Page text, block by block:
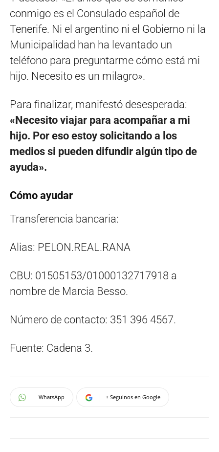
conmigo es el Consulado español de
Tenerife. Ni el argentino ni el Gobierno ni la
Municipalidad han ha levantado un
teléfono para preguntarme cómo está mi
hijo. Necesito es un milagro».
Para finalizar, manifestó desesperada:
«Necesito viajar para acompañar a mi
hijo. Por eso estoy solicitando a los
medios si pueden difundir algún tipo de
ayuda».
Cómo ayudar
Transferencia bancaria:
Alias: PELON.REAL.RANA
CBU: 01505153/01000132717918 a
nombre de Marcia Besso.
Número de contacto: 351 396 4567.
Fuente: Cadena 3.
WhatsApp + Seguinos en Google